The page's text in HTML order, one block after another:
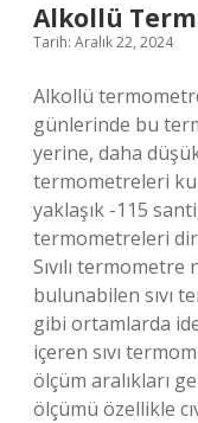
Alkollü
Tarih: Aralık 22, 2024
Alkollü
günlerinde bu
yerine, daha
termometreleri
yaklaşık -115
termometreleri
Sıvılı
bulunabilen sıvı
gibi ortamlarda
içeren sıvı
ölçüm aralıkları
ölçümü özellikle